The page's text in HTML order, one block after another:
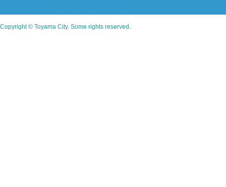
Copyright © Toyama City. Some rights reserved.